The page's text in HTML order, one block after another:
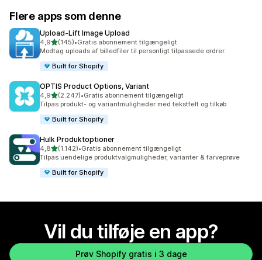
Flere apps som denne
Upload‑Lift Image Upload
4,9ud af 5 stjerner
(145)
145 anmeldelser i alt
•Gratis abonnement tilgængeligt
Modtag uploads af billedfiler til personligt tilpassede ordrer.
Built for Shopify
OPTIS Product Options, Variant
4,9ud af 5 stjerner
(2.247)
2247 anmeldelser i alt
•Gratis abonnement tilgængeligt
Tilpas produkt- og variantmuligheder med tekstfelt og tilkøb
Built for Shopify
Hulk Produktoptioner
4,8ud af 5 stjerner
(1.142)
1142 anmeldelser i alt
•Gratis abonnement tilgængeligt
Tilpas uendelige produktvalgmuligheder, varianter & farveprøve
Built for Shopify
Vil du tilføje en app?
Prøv Shopify gratis i 3 dage